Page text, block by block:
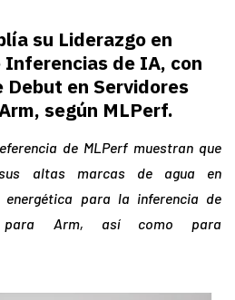
su Liderazgo en
Inferencias de IA, con
Debut en Servidores
según MLPerf.
de MLPerf muestran que
altas marcas de agua en
energética para la inferencia de
para Arm, así como para